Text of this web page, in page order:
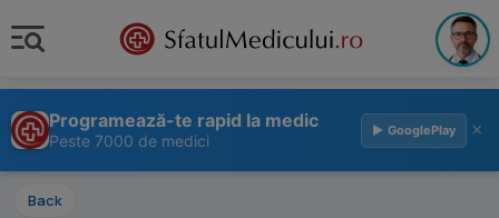
Programează-te rapid la medic
Peste 7000 de medici
▶ GooglePlay ×
Back